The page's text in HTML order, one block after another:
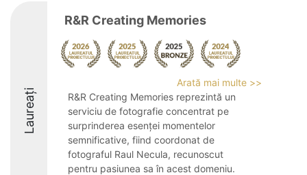
Laureați
R&R Creating Memories
Arată mai multe >>
R&R Creating Memories reprezintă un
serviciu de fotografie concentrat pe
surprinderea esenței momentelor
semnificative, fiind coordonat de
fotograful Raul Necula, recunoscut
pentru pasiunea sa în acest domeniu.